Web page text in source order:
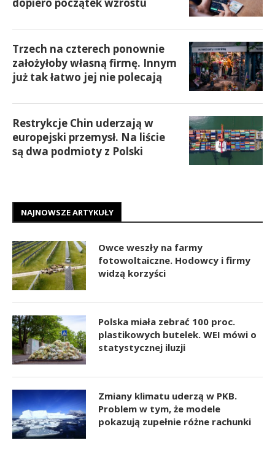
Trzech na czterech ponownie
założyłoby własną firmę. Innym
już tak łatwo jej nie polecają
Restrykcje Chin uderzają w
europejski przemysł. Na liście
są dwa podmioty z Polski
NAJNOWSZE ARTYKUŁY
Owce weszły na farmy
fotowoltaiczne. Hodowcy i firmy
widzą korzyści
Polska miała zebrać 100 proc.
plastikowych butelek. WEI mówi o
statystycznej iluzji
Zmiany klimatu uderzą w PKB.
Problem w tym, że modele
pokazują zupełnie różne rachunki